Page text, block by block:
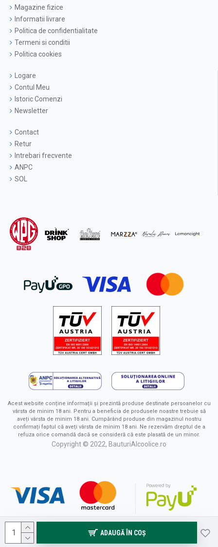
ADAUGĂ ÎN COŞ
Magazine fizice
Informatii livrare
Politica de confidentialitate
Termeni si conditii
Politica cookies
Logare
Contul Meu
Istoric Comenzi
Newsletter
Contact
Retur
Intrebari frecvente
ANPC
SOL
Acest website conține informații și prezintă produse destinate persoanelor cu
vârsta de minim 18 ani. Pentru a beneficia de produsele noastre trebuie să
aveți vârsta de minim 18 ani. Cumpărând produse din magazinul nostru
confirmați faptul că aveți vârsta de minim 18 ani. Ne rezervăm dreptul de a
refuza orice comandă dacă se consideră că este plasată de un minor.
Copyright © 2022, BauturiAlcoolice.ro